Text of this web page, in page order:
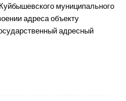
муниципального
адреса объекту
адресный